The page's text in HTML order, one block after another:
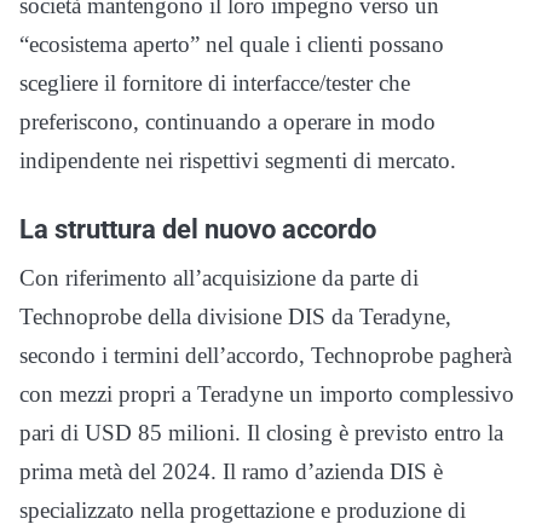
“ecosistema aperto” nel quale i clienti possano
scegliere il fornitore di interfacce/tester che
preferiscono, continuando a operare in modo
indipendente nei rispettivi segmenti di mercato.
La struttura del nuovo accordo
Con riferimento all’acquisizione da parte di
Technoprobe della divisione DIS da Teradyne,
secondo i termini dell’accordo, Technoprobe pagherà
con mezzi propri a Teradyne un importo complessivo
pari di USD 85 milioni. Il closing è previsto entro la
prima metà del 2024. Il ramo d’azienda DIS è
specializzato nella progettazione e produzione di